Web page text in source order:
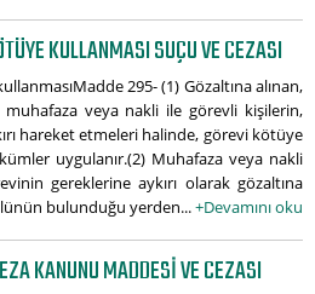
KULLANMASI SUÇU VE CEZASI
295- (1) Gözaltına alınan,
veya nakli ile görevli kişilerin,
hareket etmeleri halinde, görevi kötüye
uygulanır.(2) Muhafaza veya nakli
gereklerine aykırı olarak gözaltına
bulunduğu yerden...+Devamını oku
KANUNU MADDESI VE CEZASI